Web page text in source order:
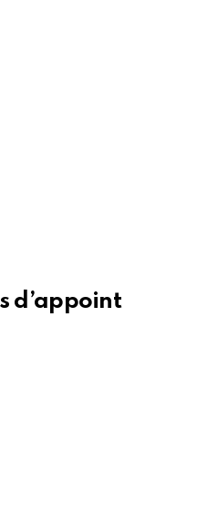
d’appoint